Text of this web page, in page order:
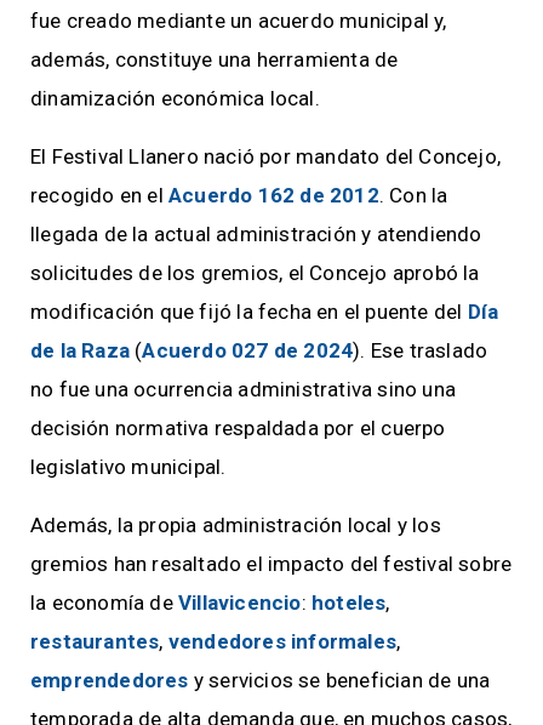
fue creado mediante un acuerdo municipal y,
además, constituye una herramienta de
dinamización económica local.
El Festival Llanero nació por mandato del Concejo,
recogido en el Acuerdo 162 de 2012. Con la
llegada de la actual administración y atendiendo
solicitudes de los gremios, el Concejo aprobó la
modificación que fijó la fecha en el puente del Día
de la Raza (Acuerdo 027 de 2024). Ese traslado
no fue una ocurrencia administrativa sino una
decisión normativa respaldada por el cuerpo
legislativo municipal.
Además, la propia administración local y los
gremios han resaltado el impacto del festival sobre
la economía de Villavicencio: hoteles,
restaurantes, vendedores informales,
emprendedores y servicios se benefician de una
temporada de alta demanda que, en muchos casos,